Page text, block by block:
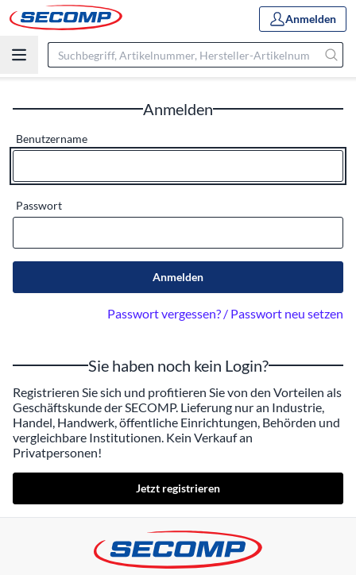
Anmelden
Anmelden
Benutzername
Passwort
Anmelden
Passwort vergessen? / Passwort neu setzen
Sie haben noch kein Login?
Registrieren Sie sich und profitieren Sie von den Vorteilen als
Geschäftskunde der SECOMP. Lieferung nur an Industrie,
Handel, Handwerk, öffentliche Einrichtungen, Behörden und
vergleichbare Institutionen. Kein Verkauf an
Privatpersonen!
Jetzt registrieren